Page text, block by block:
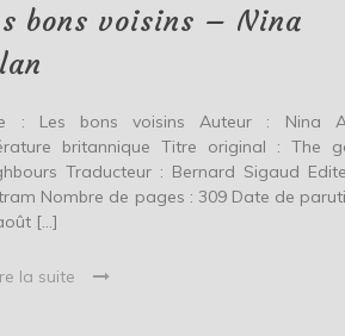
Allan
bons voisins – Nina
: Les bons voisins Auteur : Nina
britannique Titre original : The
Traducteur : Bernard Sigaud
Nombre de pages : 309 Date de
[…]
la suite